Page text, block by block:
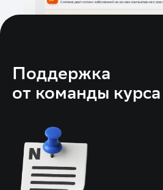
Поддержка
от команды курса